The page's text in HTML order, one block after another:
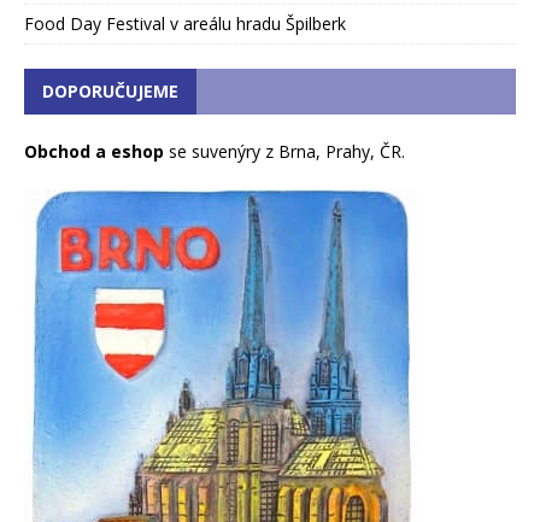
Food Day Festival v areálu hradu Špilberk
DOPORUČUJEME
Obchod a eshop se suvenýry z Brna, Prahy, ČR.